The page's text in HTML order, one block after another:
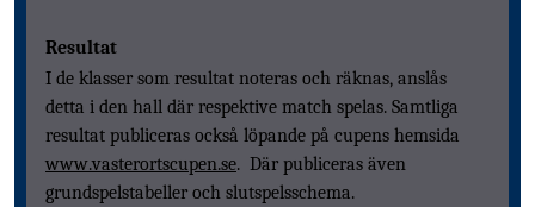
Resultat
I de klasser som resultat noteras och räknas, anslås
detta i den hall där respektive match spelas. Samtliga
resultat publiceras också löpande på cupens hemsida
www.vasterortscupen.se. Där publiceras även
grundspelstabeller och slutspelsschema.